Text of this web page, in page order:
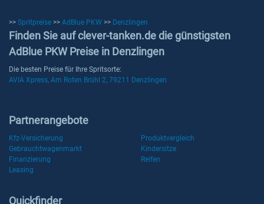
>> Spritpreise >> AdBlue PKW >> Denzlingen
Finden Sie auf clever-tanken.de die günstigsten
AdBlue PKW Preise in Denzlingen
Die besten Preise für Ihre Spritsorte:
AVIA Xpress, Am Roten Brühl 2, 79211 Denzlingen
Partnerangebote
Kfz-Versicherung
Produktvergleich
Gebrauchtwagenmarkt
Kindersitze
Finanzierung
Reifen
Leasing
Quickfinder